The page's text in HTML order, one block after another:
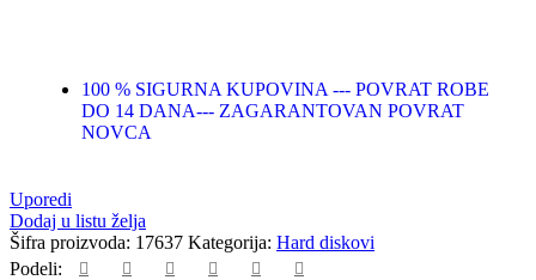
100 % SIGURNA KUPOVINA --- POVRAT ROBE
DO 14 DANA--- ZAGARANTOVAN POVRAT
NOVCA
Uporedi
Dodaj u listu želja
Šifra proizvoda: 17637 Kategorija: Hard diskovi
Podeli: